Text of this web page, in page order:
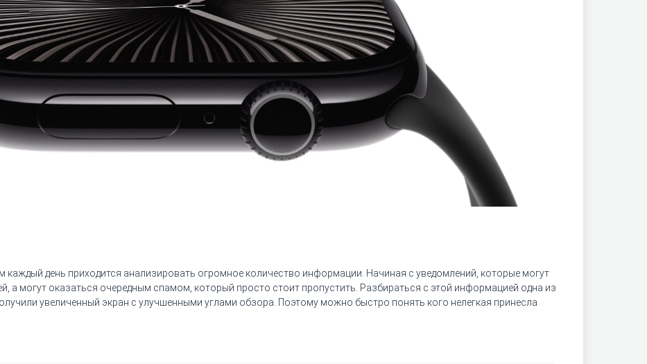
день приходится анализировать огромное количество информации. Начиная с уведомлений, которые могут
а могут оказаться очередным спамом, который просто стоит пропустить. Разбираться с этой информацией одна из
увеличенный экран с улучшенными углами обзора. Поэтому можно быстро понять кого нелегкая принесла